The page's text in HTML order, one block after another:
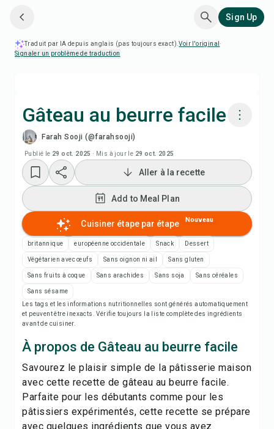
Sign Up
Traduit par IA depuis anglais (pas toujours exact).Voir l'original ·
Signaler un problème de traduction
Gâteau au beurre facile
Farah Sooji (@farahsooji)
Publié le 29 oct. 2025 · Mis à jour le 29 oct. 2025
Regarder la vidéo de la recette
Add to Meal Plan
Add to Shopping List
Notes de recette
Imprimer la recette
Enregistrer
Partager
Signaler
Aller à la recette
Add to Meal Plan
Cuisiner étape par étape Nouveau
britannique européenne occidentale Snack Dessert
Végétarien avec œufs Sans oignon ni ail Sans gluten
Sans fruits à coque Sans arachides Sans soja Sans céréales
Sans sésame
Les tags et les informations nutritionnelles sont générés automatiquement
et peuvent être inexacts. Vérifie toujours la liste complète des ingrédients
avant de cuisiner.
À propos de Gâteau au beurre facile
Savourez le plaisir simple de la pâtisserie maison
avec cette recette de gâteau au beurre facile.
Parfaite pour les débutants comme pour les
pâtissiers expérimentés, cette recette se prépare
avec quelques ingrédients que vous avez